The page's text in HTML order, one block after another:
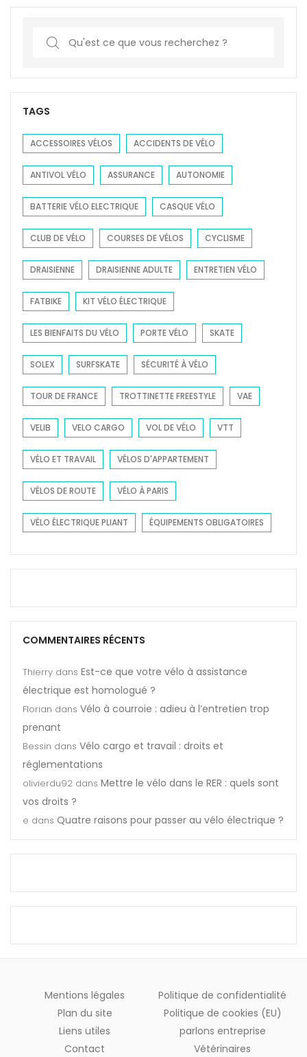
r
c
f
r
:
TAGS
ACCESSOIRES VÉLOS ACCIDENTS DE VÉLO
ANTIVOL VÉLO ASSURANCE AUTONOMIE
BATTERIE VÉLO ELECTRIQUE CASQUE VÉLO
CLUB DE VÉLO COURSES DE VÉLOS CYCLISME
DRAISIENNE DRAISIENNE ADULTE ENTRETIEN VÉLO
FATBIKE KIT VÉLO ÉLECTRIQUE
LES BIENFAITS DU VÉLO PORTE VÉLO SKATE
SOLEX SURFSKATE SÉCURITÉ À VÉLO
TOUR DE FRANCE TROTTINETTE FREESTYLE VAE
VELIB VELO CARGO VOL DE VÉLO VTT
VÉLO ET TRAVAIL VÉLOS D'APPARTEMENT
VÉLOS DE ROUTE VÉLO À PARIS
VÉLO ÉLECTRIQUE PLIANT ÉQUIPEMENTS OBLIGATOIRES
COMMENTAIRES RÉCENTS
Thierry dans Est-ce que votre vélo à assistance
électrique est homologué ?
Florian dans Vélo à courroie : adieu à l’entretien trop
prenant
Bessin dans Vélo cargo et travail : droits et
réglementations
olivierdu92 dans Mettre le vélo dans le RER : quels sont
vos droits ?
e dans Quatre raisons pour passer au vélo électrique ?
Mentions légales
Plan du site
Liens utiles
Contact
Politique de confidentialité
Politique de cookies (EU)
parlons entreprise
Vétérinaires